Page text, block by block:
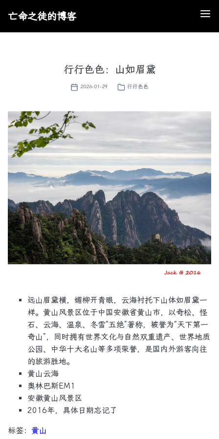
亡命之徒的博客
行行色色：山如眉黛
2026-01-29 行行色色
远山眉黛横，媚柳开青眼，云海衬托下山体如眉黛一
样。‌黄山风景区位于中国安徽省黄山市，以奇松、怪
石、云海、温泉、冬雪“五绝”著称，被誉为“天下第一
奇山”，同时拥有世界文化与自然双重遗产、世界地质
公园、中华十大名山等多项荣誉，是国内外游客向往
的旅游胜地。
黄山云海
奥林巴斯EM1
安徽黄山风景区
2016年，具体日期忘记了
标签： 黄山